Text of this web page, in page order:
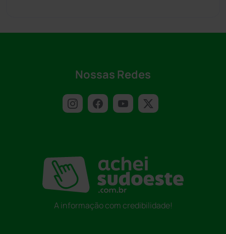
Nossas Redes
A informação com credibilidade!